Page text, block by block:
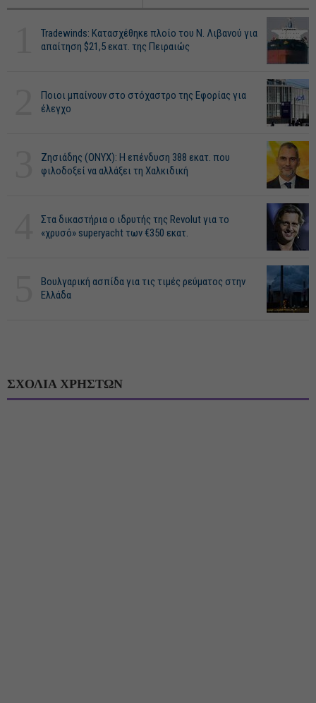
Tradewinds: Κατασχέθηκε πλοίο του Ν. Λιβανού για
απαίτηση $21,5 εκατ. της Πειραιώς
Ποιοι μπαίνουν στο στόχαστρο της Εφορίας για
έλεγχο
Ζησιάδης (ONYX): Η επένδυση 388 εκατ. που
φιλοδοξεί να αλλάξει τη Χαλκιδική
Στα δικαστήρια ο ιδρυτής της Revolut για το
«χρυσό» superyacht των €350 εκατ.
Βουλγαρική ασπίδα για τις τιμές ρεύματος στην
Ελλάδα
ΣΧΟΛΙΑ ΧΡΗΣΤΩΝ